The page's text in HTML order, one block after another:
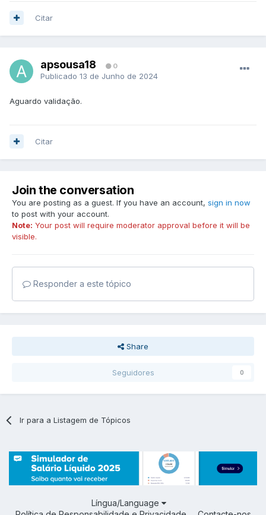
Citar
apsousa18 0
Publicado 13 de Junho de 2024
Aguardo validação.
Citar
Join the conversation
You are posting as a guest. If you have an account, sign in now
to post with your account.
Note: Your post will require moderator approval before it will be
visible.
Responder a este tópico
Share
Seguidores 0
Ir para a Listagem de Tópicos
Língua/Language